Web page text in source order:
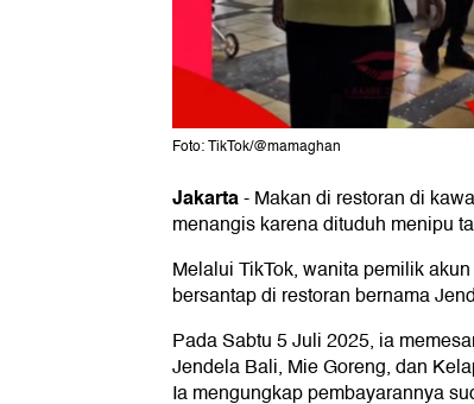
Foto: TikTok/@mamaghan
Jakarta-Makan di restoran di
menangis karena dituduh menipu
Melalui TikTok, wanita pemilik
bersantap di restoran bernama
Pada Sabtu 5 Juli 2025, ia
Jendela Bali, Mie Goreng, dan
Ia mengungkap pembayarannya